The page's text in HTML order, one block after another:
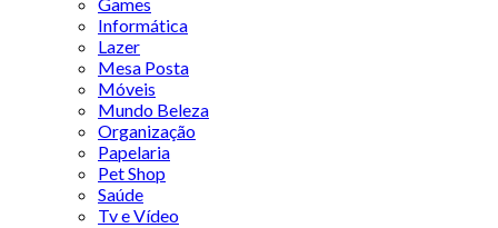
Informática
Lazer
Mesa Posta
Móveis
Mundo Beleza
Organização
Papelaria
Pet Shop
Saúde
Tv e Vídeo